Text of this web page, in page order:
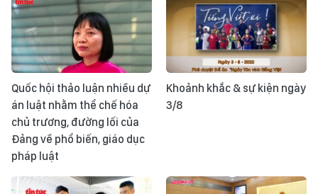
Quốc hội thảo luận nhiều dự
án luật nhằm thể chế hóa
chủ trương, đường lối của
Đảng về phổ biến, giáo dục
pháp luật
Khoảnh khắc & sự kiện ngày
3/8